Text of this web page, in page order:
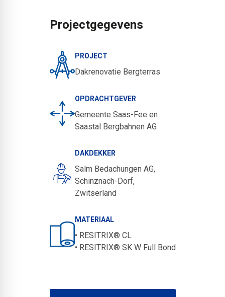
Projectgegevens
PROJECT
Dakrenovatie Bergterras
OPDRACHTGEVER
Gemeente Saas-Fee en
Saastal Bergbahnen AG
DAKDEKKER
Salm Bedachungen AG,
Schinznach-Dorf,
Zwitserland
MATERIAAL
• RESITRIX® CL
• RESITRIX® SK W Full Bond